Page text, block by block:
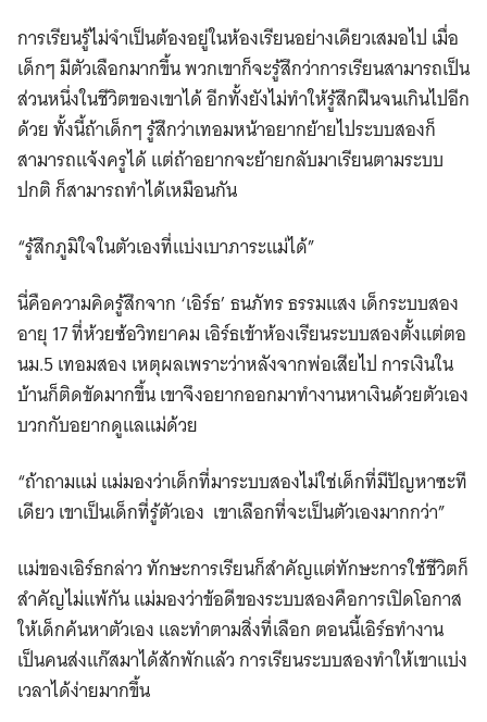
การเรียนรู้ไม่จำเป็นต้องอยู่ในห้องเรียนอย่างเดียวเสมอไป เมื่อ
เด็กๆ มีตัวเลือกมากขึ้น พวกเขาก็จะรู้สึกว่าการเรียนสามารถเป็น
ส่วนหนึ่งในชีวิตของเขาได้ อีกทั้งยังไม่ทำให้รู้สึกฝืนจนเกินไปอีก
ด้วย ทั้งนี้ถ้าเด็กๆ รู้สึกว่าเทอมหน้าอยากย้ายไประบบสองก็
สามารถแจ้งครูได้ แต่ถ้าอยากจะย้ายกลับมาเรียนตามระบบ
ปกติ ก็สามารถทำได้เหมือนกัน
“รู้สึกภูมิใจในตัวเองที่แบ่งเบาภาระแม่ได้”
นี่คือความคิดรู้สึกจาก ‘เอิร์ธ’ ธนภัทร ธรรมแสง เด็กระบบสอง
อายุ 17 ที่ห้วยซ้อวิทยาคม เอิร์ธเข้าห้องเรียนระบบสองตั้งแต่ตอ
นม.5 เทอมสอง เหตุผลเพราะว่าหลังจากพ่อเสียไป การเงินใน
บ้านก็ติดขัดมากขึ้น เขาจึงอยากออกมาทำงานหาเงินด้วยตัวเอง
บวกกับอยากดูแลแม่ด้วย
“ถ้าถามแม่ แม่มองว่าเด็กที่มาระบบสองไม่ใช่เด็กที่มีปัญหาซะที
เดียว เขาเป็นเด็กที่รู้ตัวเอง เขาเลือกที่จะเป็นตัวเองมากกว่า”
แม่ของเอิร์ธกล่าว ทักษะการเรียนก็สำคัญแต่ทักษะการใช้ชีวิตก็
สำคัญไม่แพ้กัน แม่มองว่าข้อดีของระบบสองคือการเปิดโอกาส
ให้เด็กค้นหาตัวเอง และทำตามสิ่งที่เลือก ตอนนี้เอิร์ธทำงาน
เป็นคนส่งแก๊สมาได้สักพักแล้ว การเรียนระบบสองทำให้เขาแบ่ง
เวลาได้ง่ายมากขึ้น